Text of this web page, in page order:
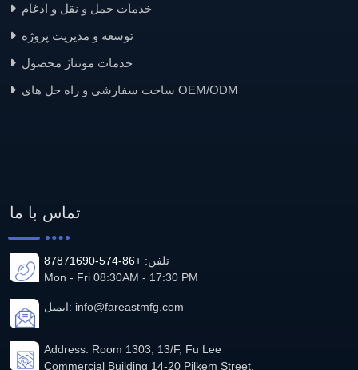
خدمات حمل و نقل و ادغام
توسعه و مدیریت پروژه
خدمات مونتاژ محصول
ساخت سفارشی و راه حل های OEM/ODM
تماس با ما
تلفن: +86-574-87871690
Mon - Fri 08:30AM - 17:30 PM
ایمیل: info@fareastmfg.com
Address: Room 1303, 13/F, Fu Lee
Commercial Building 14-20 Pilkem Street,